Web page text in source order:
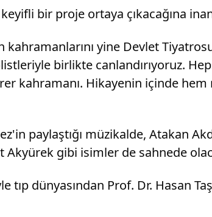
bir proje ortaya çıkacağına
yine Devlet
birlikte canlandırıyoruz.
kahramanı. Hikayenin içinde
paylaştığı müzikalde, Atakan
Akyürek gibi isimler de sahnede
tıp dünyasından Prof. Dr. Hasan